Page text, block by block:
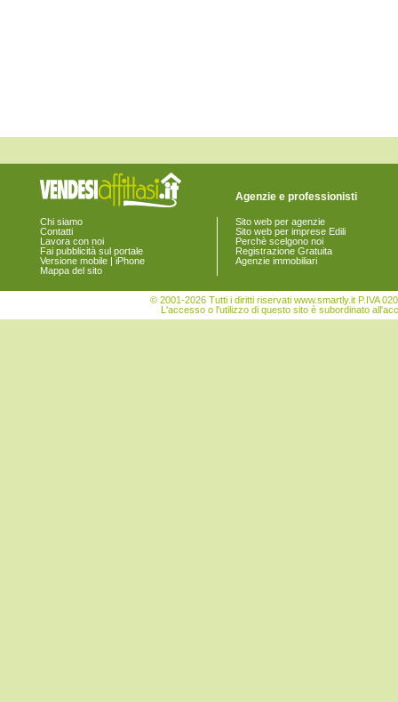
Sant'Elpidio a Mare
Smerillo
Torre San Patrizio
Chi siamo
Contatti
Lavora con noi
Fai pubblicità sul portale
Versione mobile | iPhone
Mappa del sito
Agenzie e professionisti
Sito web per agenzie
Sito web per imprese Edili
Perchè scelgono noi
Registrazione Gratuita
Agenzie immobiliari
© 2001-2026 Tutti i diritti riservati www.smartly.it P.IVA
L'accesso o l'utilizzo di questo sito è subordinato